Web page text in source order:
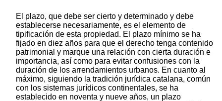
El plazo, que debe ser cierto y determinado y debe
establecerse necesariamente, es el elemento de
tipificación de esta propiedad. El plazo mínimo se ha
fijado en diez años para que el derecho tenga contenido
patrimonial y marque una relación con cierta duración e
importancia, así como para evitar confusiones con la
duración de los arrendamientos urbanos. En cuanto al
máximo, siguiendo la tradición jurídica catalana, común
con los sistemas jurídicos continentales, se ha
establecido en noventa y nueve años, un plazo